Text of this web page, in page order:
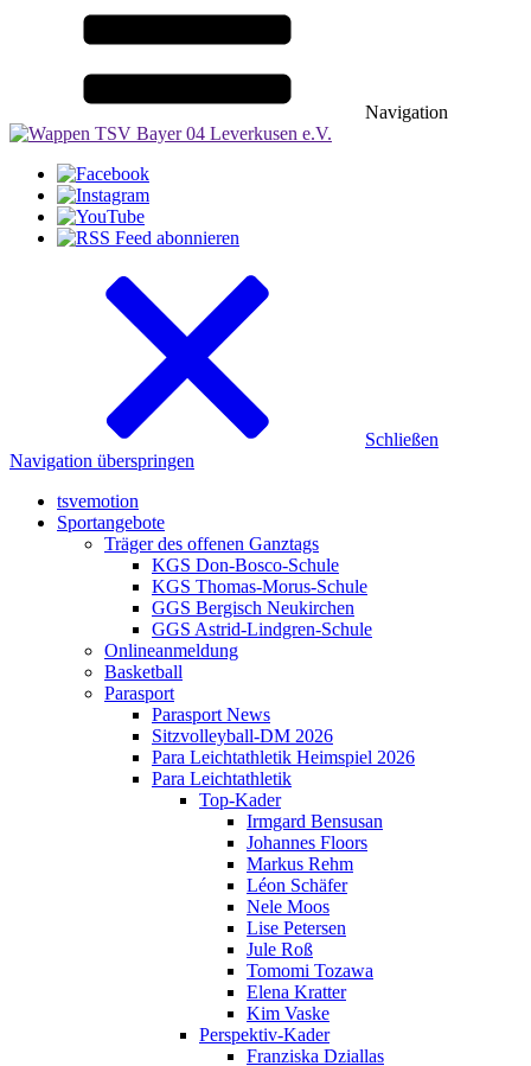
Navigation
Schließen
Navigation überspringen
tsvemotion
Sportangebote
Träger des offenen Ganztags
KGS Don-Bosco-Schule
KGS Thomas-Morus-Schule
GGS Bergisch Neukirchen
GGS Astrid-Lindgren-Schule
Onlineanmeldung
Basketball
Parasport
Parasport News
Sitzvolleyball-DM 2026
Para Leichtathletik Heimspiel 2026
Para Leichtathletik
Top-Kader
Irmgard Bensusan
Johannes Floors
Markus Rehm
Léon Schäfer
Nele Moos
Lise Petersen
Jule Roß
Tomomi Tozawa
Elena Kratter
Kim Vaske
Perspektiv-Kader
Franziska Dziallas